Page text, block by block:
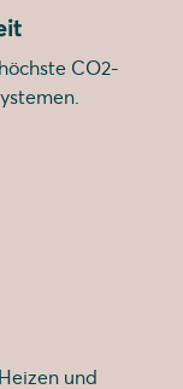
CO2-
und